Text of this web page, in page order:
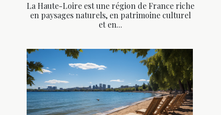
La Haute-Loire est une région de France riche
en paysages naturels, en patrimoine culturel
et en...